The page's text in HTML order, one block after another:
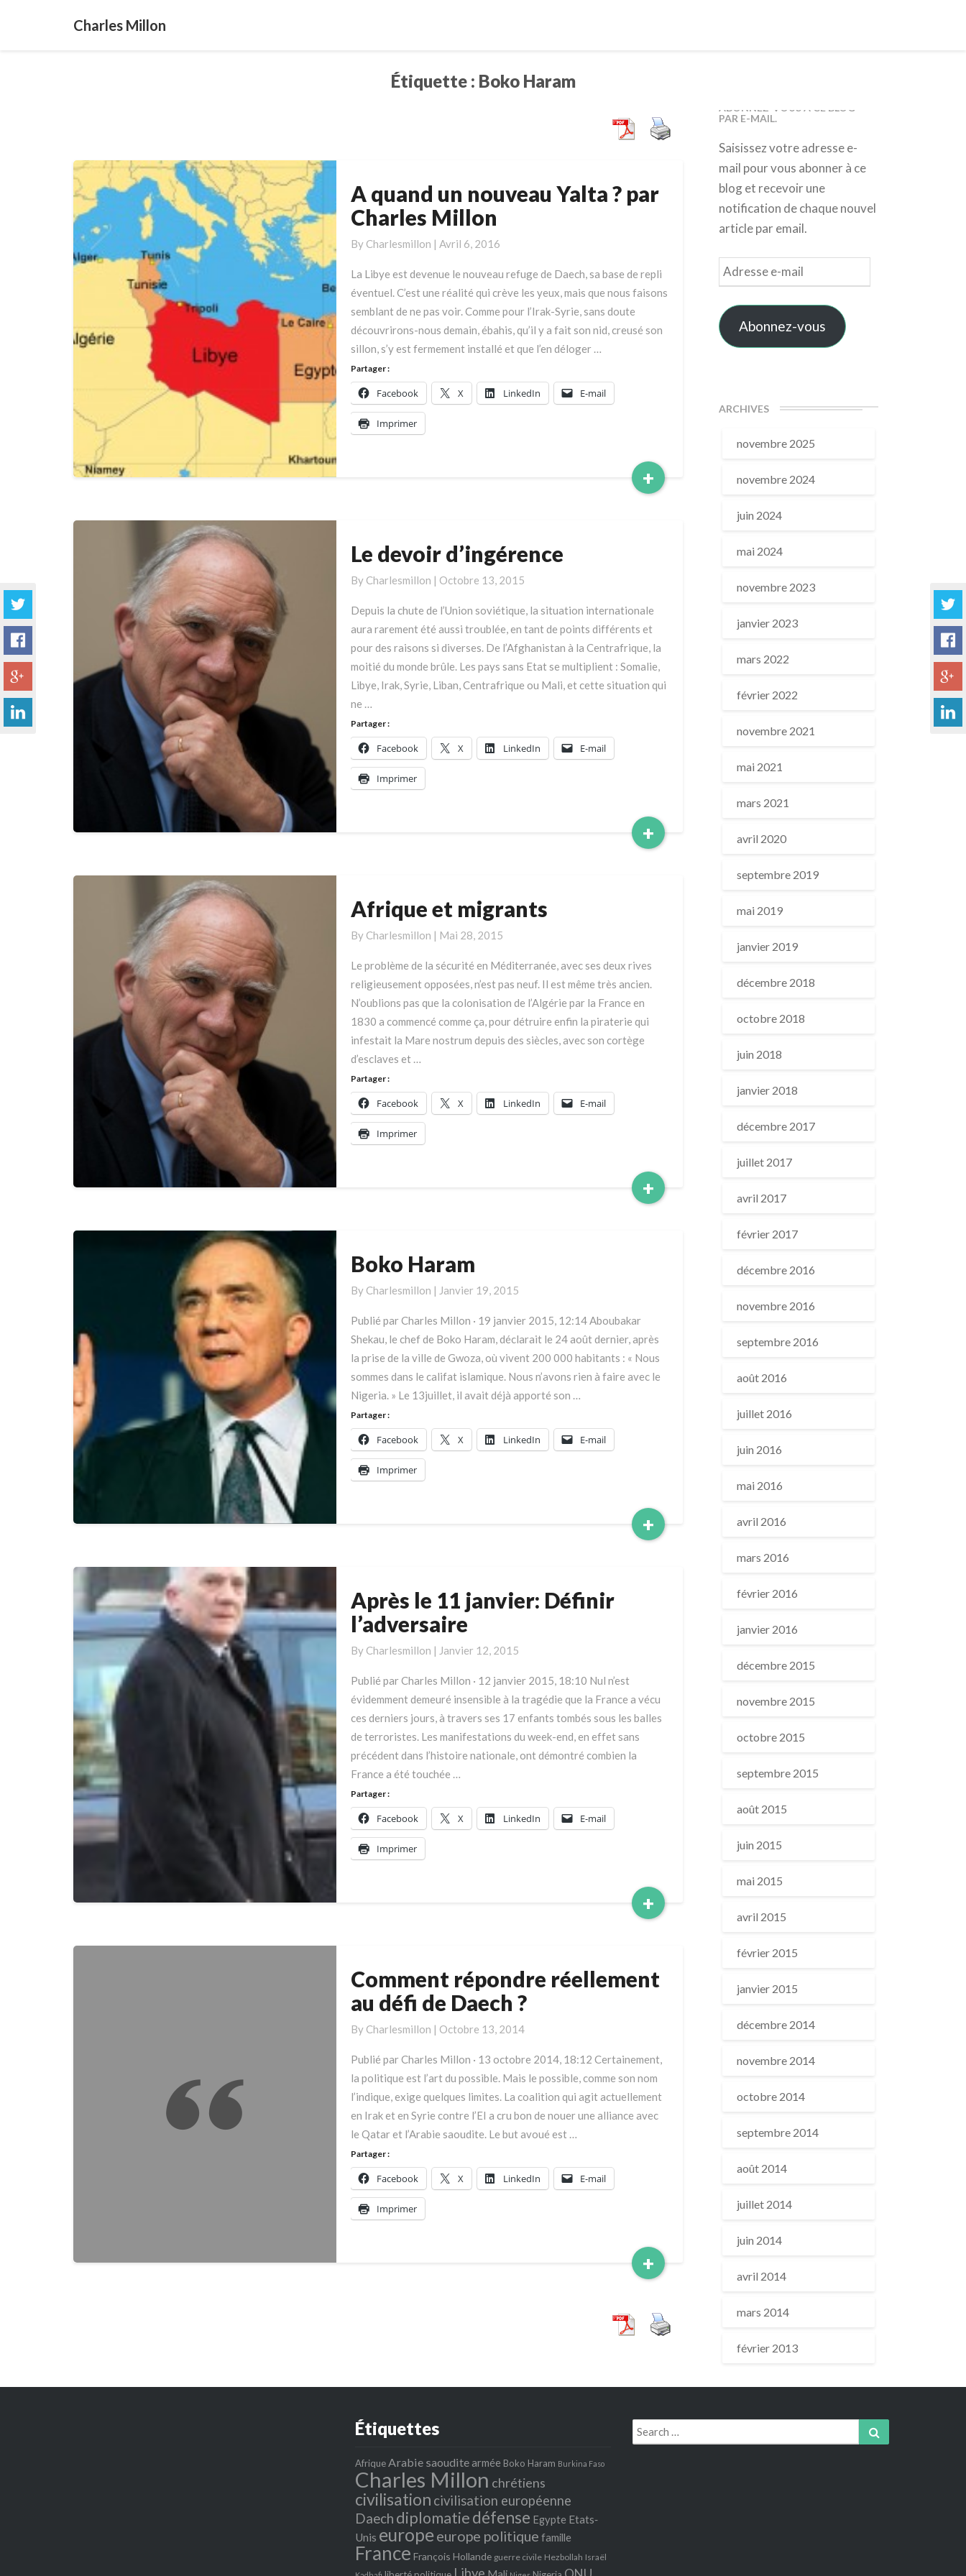
Charles Millon
Étiquette : Boko Haram
A
quand
un
nouveau
?
par
Charles
Millon
A quand un nouveau Yalta ? par
Charles Millon
By Charlesmillon | Avril 6, 2016
La Libye est devenue le nouveau refuge de Daech, sa base de repli
éventuel. C’est une réalité qui crève les yeux, mais que nous faisons
semblant de ne pas voir. Comme pour l’Irak-Syrie, sans doute
découvrirons-nous demain, ébahis, qu’il y a fait son nid, creusé son
sillon, s’y est fermement installé et que l’en déloger …
+Read
More
Partager :
Facebook X LinkedIn E-mail
Imprimer
Le
d’ingérence
Le devoir d’ingérence
By Charlesmillon | Octobre 13, 2015
Depuis la chute de l’Union soviétique, la situation internationale
aura rarement été aussi troublée, en tant de points différents et
pour des raisons si diverses. De l’Afghanistan à la Centrafrique, la
moitié du monde brûle. Les pays sans Etat se multiplient : Somalie,
Libye, Irak, Syrie, Liban, Centrafrique ou Mali, et cette situation qui
ne …
+Read
More
Partager :
Facebook X LinkedIn E-mail
Imprimer
Afrique
migrants
Afrique et migrants
By Charlesmillon | Mai 28, 2015
Le problème de la sécurité en Méditerranée, avec ses deux rives
religieusement opposées, n’est pas neuf. Il est même très ancien.
N’oublions pas que la colonisation de l’Algérie par la France en
1830 a commencé comme ça, pour détruire enfin la piraterie qui
infestait la Mare nostrum depuis des siècles, avec son cortège
d’esclaves et …
+Read
More
Partager :
Facebook X LinkedIn E-mail
Imprimer
Boko
Boko Haram
By Charlesmillon | Janvier 19, 2015
Publié par Charles Millon · 19 janvier 2015, 12:14 Aboubakar
Shekau, le chef de Boko Haram, déclarait le 24 août dernier, après
la prise de la ville de Gwoza, où vivent 200 000 habitants : « Nous
sommes dans le califat islamique. Nous n’avons rien à faire avec le
Nigeria. » Le 13juillet, il avait déjà apporté son …
+Read
More
Partager :
Facebook X LinkedIn E-mail
Imprimer
Après
le
11
janvier:
l’adversaire
Après le 11 janvier: Définir
l’adversaire
By Charlesmillon | Janvier 12, 2015
Publié par Charles Millon · 12 janvier 2015, 18:10 Nul n’est
évidemment demeuré insensible à la tragédie que la France a vécu
ces derniers jours, à travers ses 17 enfants tombés sous les balles
de terroristes. Les manifestations du week-end, en effet sans
précédent dans l’histoire nationale, ont démontré combien la
France a été touchée …
+Read
More
Partager :
Facebook X LinkedIn E-mail
Imprimer
Comment
répondre
réellement
au
de
Daech
?
Comment répondre réellement
au défi de Daech ?
By Charlesmillon | Octobre 13, 2014
Publié par Charles Millon · 13 octobre 2014, 18:12 Certainement,
la politique est l’art du possible. Mais le possible, comme son nom
l’indique, exige quelques limites. La coalition qui agit actuellement
en Irak et en Syrie contre l’EI a cru bon de nouer une alliance avec
le Qatar et l’Arabie saoudite. Le but avoué est …
+Read
More
Partager :
Facebook X LinkedIn E-mail
Imprimer
ABONNEZ-VOUS À CE BLOG
PAR E-MAIL.
Saisissez votre adresse e-
mail pour vous abonner à ce
blog et recevoir une
notification de chaque nouvel
article par email.
Adresse
e-
mail
Abonnez-vous
ARCHIVES
novembre 2025
novembre 2024
juin 2024
mai 2024
novembre 2023
janvier 2023
mars 2022
février 2022
novembre 2021
mai 2021
mars 2021
avril 2020
septembre 2019
mai 2019
janvier 2019
décembre 2018
octobre 2018
juin 2018
janvier 2018
décembre 2017
juillet 2017
avril 2017
février 2017
décembre 2016
novembre 2016
septembre 2016
août 2016
juillet 2016
juin 2016
mai 2016
avril 2016
mars 2016
février 2016
janvier 2016
décembre 2015
novembre 2015
octobre 2015
septembre 2015
août 2015
juin 2015
mai 2015
avril 2015
février 2015
janvier 2015
décembre 2014
novembre 2014
octobre 2014
septembre 2014
août 2014
juillet 2014
juin 2014
avril 2014
mars 2014
février 2013
Étiquettes
Afrique Arabie saoudite armée Boko Haram Burkina Faso
Charles Millon chrétiens
civilisation civilisation européenne
Daech diplomatiedéfense Egypte Etats‐
Unis europeeurope politique famille
France François Hollande guerre civile Hezbollah Israël
Search
for: